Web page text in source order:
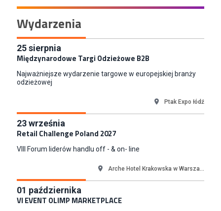
Key Account Manager Meble
Empik
Młodszy Specjalista ds. Sprzedaży B2B (K/M/N)
Euro-net Sp. z o.o.
Koordynator Inwestycji
Gdańsk
Content Creator (m/k)
Medicine
Złotów
Kupiec / Kupczyni Fashion
Smyk S.A.
Wydarzenia
25sierpnia
Międzynarodowe Targi Odzieżowe B2B
Najważniejsze wydarzenie targowe w europejskiej branży
odzieżowej
Ptak Expo łódź
23września
Retail Challenge Poland 2027
VIII Forum liderów handlu off - & on- line
Arche Hotel Krakowska w Warsza...
01 października
VI EVENT OLIMP MARKETPLACE